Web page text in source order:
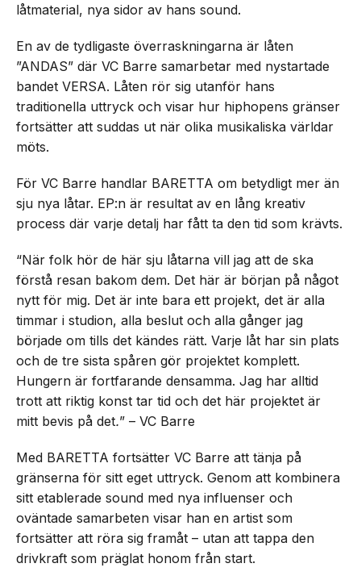
låtmaterial, nya sidor av hans sound.
En av de tydligaste överraskningarna är låten
”ANDAS” där VC Barre samarbetar med nystartade
bandet VERSA. Låten rör sig utanför hans
traditionella uttryck och visar hur hiphopens gränser
fortsätter att suddas ut när olika musikaliska världar
möts.
För VC Barre handlar BARETTA om betydligt mer än
sju nya låtar. EP:n är resultat av en lång kreativ
process där varje detalj har fått ta den tid som krävts.
“När folk hör de här sju låtarna vill jag att de ska
förstå resan bakom dem. Det här är början på något
nytt för mig. Det är inte bara ett projekt, det är alla
timmar i studion, alla beslut och alla gånger jag
började om tills det kändes rätt. Varje låt har sin plats
och de tre sista spåren gör projektet komplett.
Hungern är fortfarande densamma. Jag har alltid
trott att riktig konst tar tid och det här projektet är
mitt bevis på det.” – VC Barre
Med BARETTA fortsätter VC Barre att tänja på
gränserna för sitt eget uttryck. Genom att kombinera
sitt etablerade sound med nya influenser och
oväntade samarbeten visar han en artist som
fortsätter att röra sig framåt – utan att tappa den
drivkraft som präglat honom från start.